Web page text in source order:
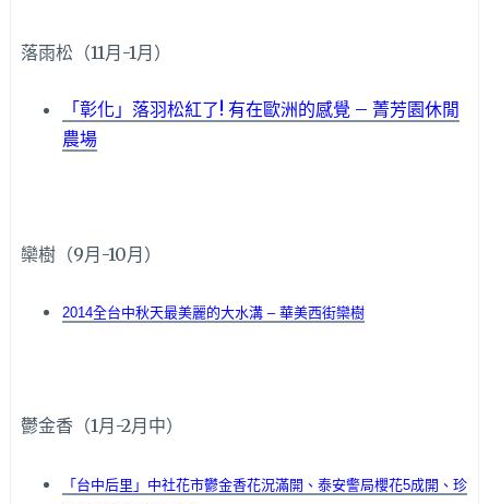
落雨松（11月-1月）
「彰化」落羽松紅了! 有在歐洲的感覺 – 菁芳園休閒
農場
欒樹（9月-10月）
2014全台中秋天最美麗的大水溝 – 華美西街欒樹
鬱金香（1月-2月中）
「台中后里」中社花市鬱金香花況滿開、泰安警局櫻花5成開、珍